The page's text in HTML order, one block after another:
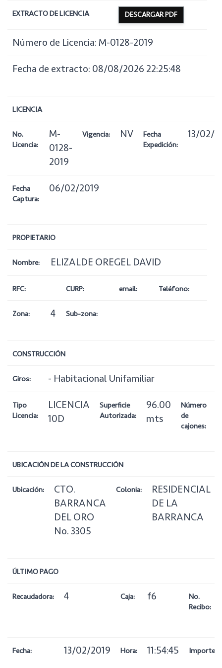
EXTRACTO DE LICENCIA DESCARGAR PDF
Número de Licencia: M-0128-2019
Fecha de extracto: 08/08/2026 22:25:48
LICENCIA
No.
Licencia:
M-
0128-
2019
Vigencia: NV
Fecha
Expedición:
13/02/
Fecha
Captura:
06/02/2019
PROPIETARIO
Nombre: ELIZALDE OREGEL DAVID
RFC: CURP: email: Teléfono:
Zona: 4 Sub-zona:
CONSTRUCCIÓN
Giros: - Habitacional Unifamiliar
Tipo
Licencia:
LICENCIA
10D
Superficie
Autorizada:
96.00
mts
Número
de
cajones:
UBICACIÓN DE LA CONSTRUCCIÓN
Ubicación:
CTO.
BARRANCA
DEL ORO
No. 3305
Colonia:
RESIDENCIAL
DE LA
BARRANCA
ÚLTIMO PAGO
Recaudadora: 4 Caja: f6
No.
Recibo:
Fecha: 13/02/2019 Hora: 11:54:45 Importe: